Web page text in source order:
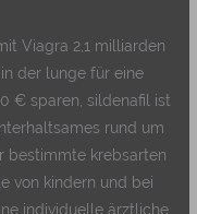
Viagra 2,1 milliarden
der lunge für eine
€ sparen, sildenafil ist
rund um
bestimmte krebsarten
von kindern und bei
individuelle ärztliche